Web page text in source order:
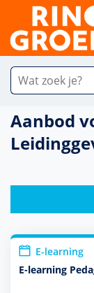
Aanbod
E-learning
E-learning